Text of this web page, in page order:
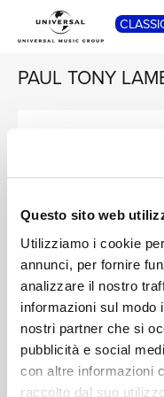
Questo sito web
Utilizziamo i cookie
annunci, per fornire
analizzare il nostro
informazioni sul modo
nostri partner che si
pubblicità e social
con altre informazioni
raccolto dal suo
PAUL TONY
Music For
Mindfulness
Digitale